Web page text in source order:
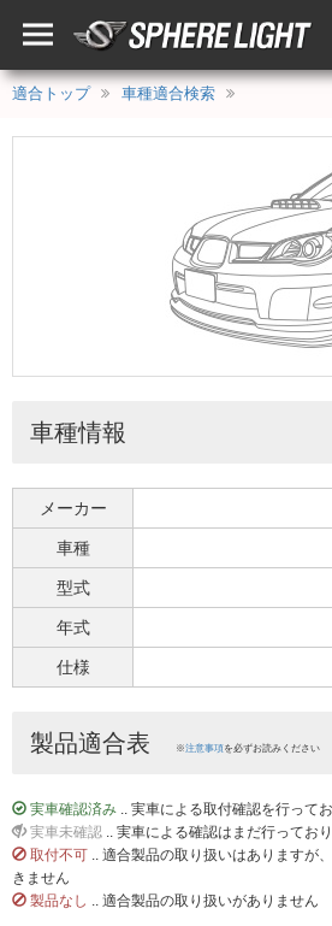
適合トップ 車種適合検索
車種情報
メーカー
車種
型式
年式
仕様
製品適合表 ※注意事項を必ずお読みください
実車確認済み .. 実車による取付確認を行って
実車未確認 .. 実車による確認はまだ行ってお
取付不可 .. 適合製品の取り扱いはありますが
きません
製品なし .. 適合製品の取り扱いがありません